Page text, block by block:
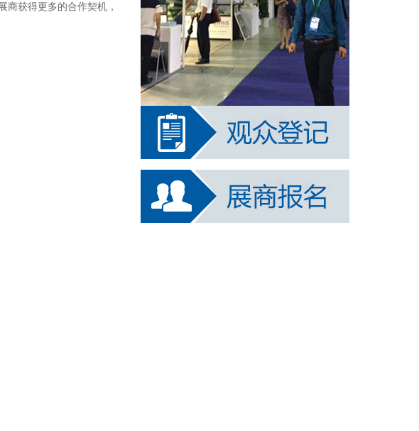
商获得更多的合作契机，